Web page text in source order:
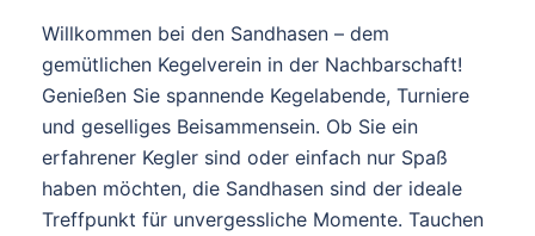
Willkommen bei den Sandhasen – dem
gemütlichen Kegelverein in der Nachbarschaft!
Genießen Sie spannende Kegelabende, Turniere
und geselliges Beisammensein. Ob Sie ein
erfahrener Kegler sind oder einfach nur Spaß
haben möchten, die Sandhasen sind der ideale
Treffpunkt für unvergessliche Momente. Tauchen